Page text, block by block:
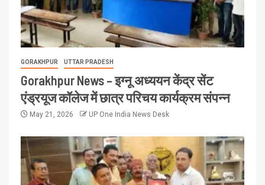
GORAKHPUR UTTAR PRADESH
Gorakhpur News – इग्नू अध्ययन केंद्र सेंट
एंड्रयूज कॉलेज में छात्र परिचय कार्यक्रम संपन्न
May 21, 2026 UP One India News Desk